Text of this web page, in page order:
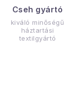
Cseh gyártó
kiváló minőségű
háztartási
textilgyártó